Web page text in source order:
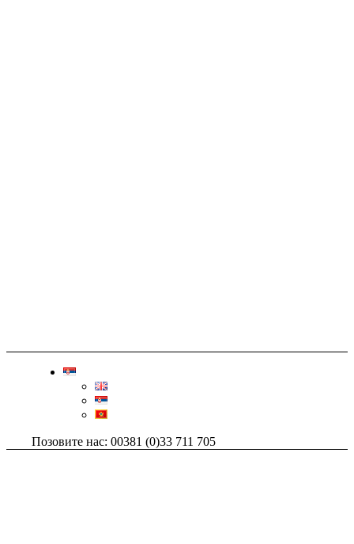
Позовите нас: 00381 (0)33 711 705